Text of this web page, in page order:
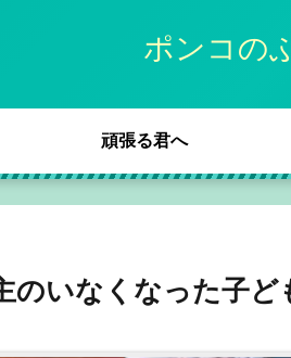
ポンコの
頑張る君へ
いなくなった子ど